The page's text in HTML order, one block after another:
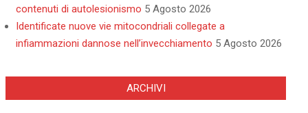
contenuti di autolesionismo 5 Agosto 2026
Identificate nuove vie mitocondriali collegate a
infiammazioni dannose nell’invecchiamento 5 Agosto 2026
ARCHIVI